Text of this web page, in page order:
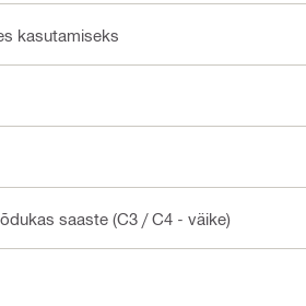
kasutamiseks
saaste (C3 / C4 - väike)